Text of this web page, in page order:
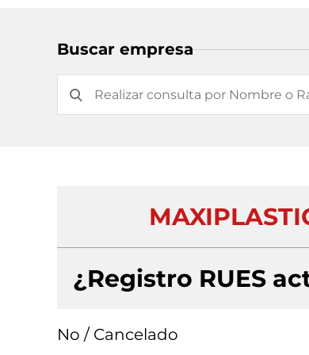
Buscar empresa
¿Registro RUES
No / Cancelado